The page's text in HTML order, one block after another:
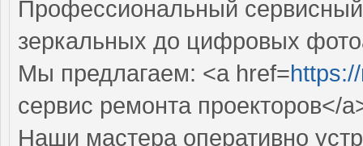
Профессиональный
зеркальных до цифровых
Мы предлагаем: <a href=
сервис ремонта проекторов</
Наши мастера оперативно